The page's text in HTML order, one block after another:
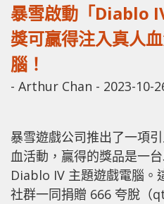
暴雪啟動「Diablo
獎可贏得注入真人
腦！
- Arthur Chan - 2023-10-
暴雪遊戲公司推出了一項
血活動，贏得的獎品是一
Diablo IV 主題遊戲電腦。
社群一同捐贈 666 夸脫（